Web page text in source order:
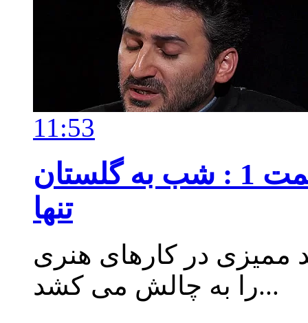
11:53
ممیزی - فصل 1 قسمت 1 : شب به گلستان
تنها
ممیزی در کارهای هنری
را به چالش می کشد...